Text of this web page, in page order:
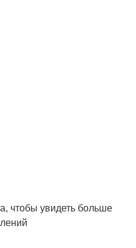
чтобы увидеть больше